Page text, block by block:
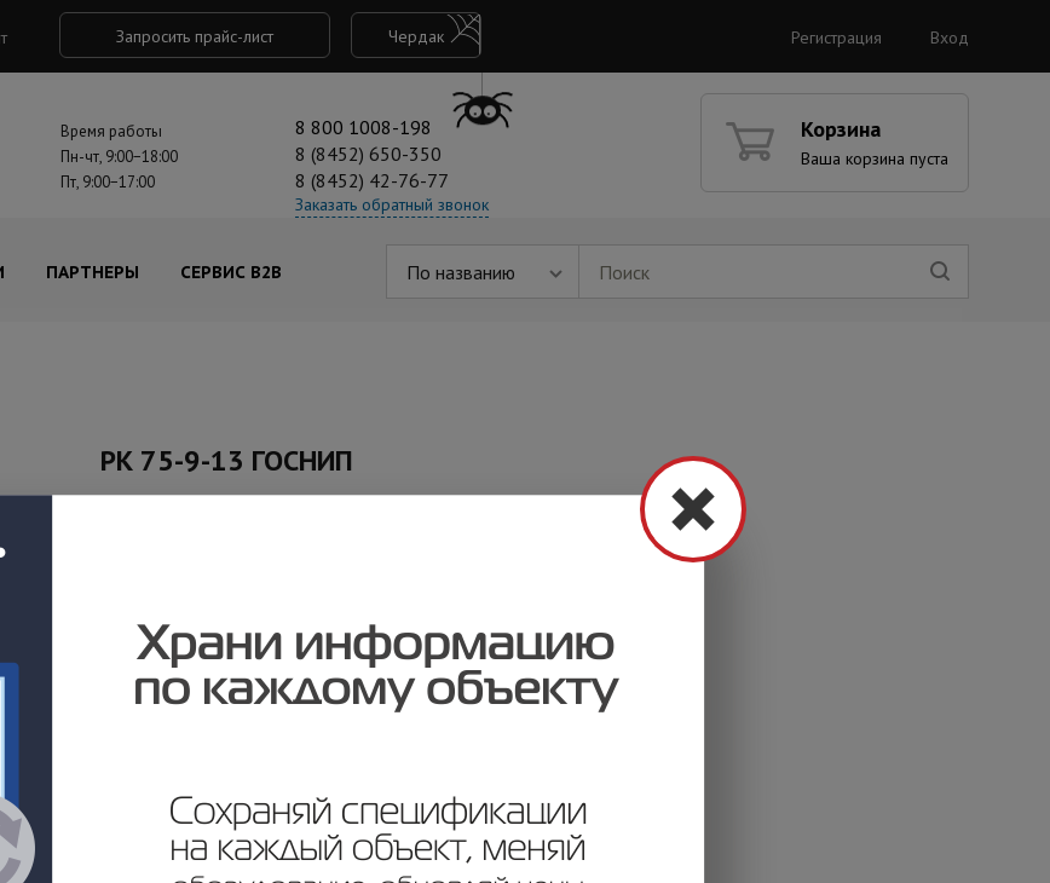
Запросить прайс-лист Чердак Регистрация Вход
Время работы
Пн-чт, 9:00−18:00
Пт, 9:00−17:00
8 800 1008-198
8 (8452) 650-350
8 (8452) 42-76-77
Заказать обратный звонок
Корзина
Ваша корзина пуста
ПАРТНЕРЫ СЕРВИС B2B По названию
РК 75-9-13 ГОСНИП